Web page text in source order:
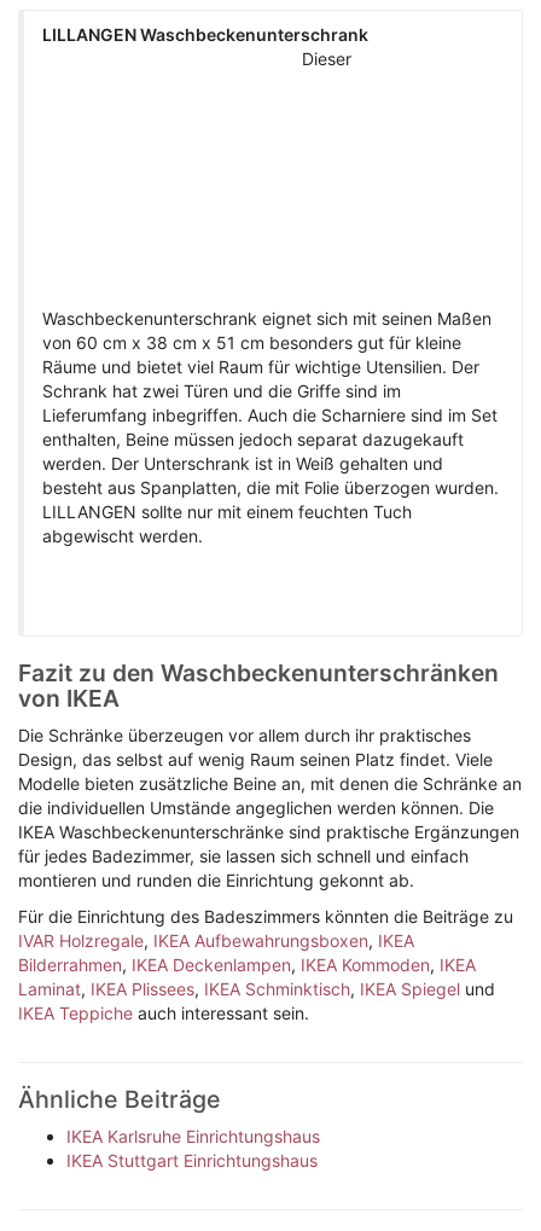
LILLANGEN Waschbeckenunterschrank
Dieser
Waschbeckenunterschrank eignet sich mit seinen Maßen
von 60 cm x 38 cm x 51 cm besonders gut für kleine
Räume und bietet viel Raum für wichtige Utensilien. Der
Schrank hat zwei Türen und die Griffe sind im
Lieferumfang inbegriffen. Auch die Scharniere sind im Set
enthalten, Beine müssen jedoch separat dazugekauft
werden. Der Unterschrank ist in Weiß gehalten und
besteht aus Spanplatten, die mit Folie überzogen wurden.
LILLANGEN sollte nur mit einem feuchten Tuch
abgewischt werden.
Fazit zu den Waschbeckenunterschränken
von IKEA
Die Schränke überzeugen vor allem durch ihr praktisches
Design, das selbst auf wenig Raum seinen Platz findet. Viele
Modelle bieten zusätzliche Beine an, mit denen die Schränke an
die individuellen Umstände angeglichen werden können. Die
IKEA Waschbeckenunterschränke sind praktische Ergänzungen
für jedes Badezimmer, sie lassen sich schnell und einfach
montieren und runden die Einrichtung gekonnt ab.
Für die Einrichtung des Badeszimmers könnten die Beiträge zu
IVAR Holzregale, IKEA Aufbewahrungsboxen, IKEA
Bilderrahmen, IKEA Deckenlampen, IKEA Kommoden, IKEA
Laminat, IKEA Plissees, IKEA Schminktisch, IKEA Spiegel und
IKEA Teppiche auch interessant sein.
Ähnliche Beiträge
IKEA Karlsruhe Einrichtungshaus
IKEA Stuttgart Einrichtungshaus